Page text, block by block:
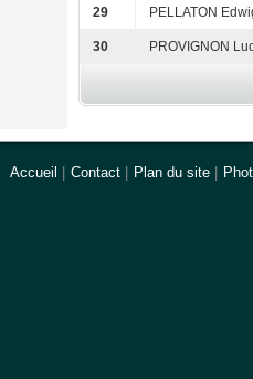
29 PELLATON
30 PROVIGNON
Accueil Contact Plan du site